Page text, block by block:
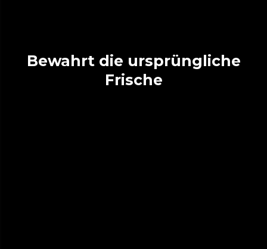
Bewahrt die ursprüngliche
Frische